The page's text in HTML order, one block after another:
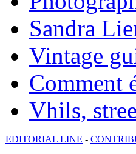
Sandra
Vintage
Comment
Vhils,
EDITORIAL LINE -